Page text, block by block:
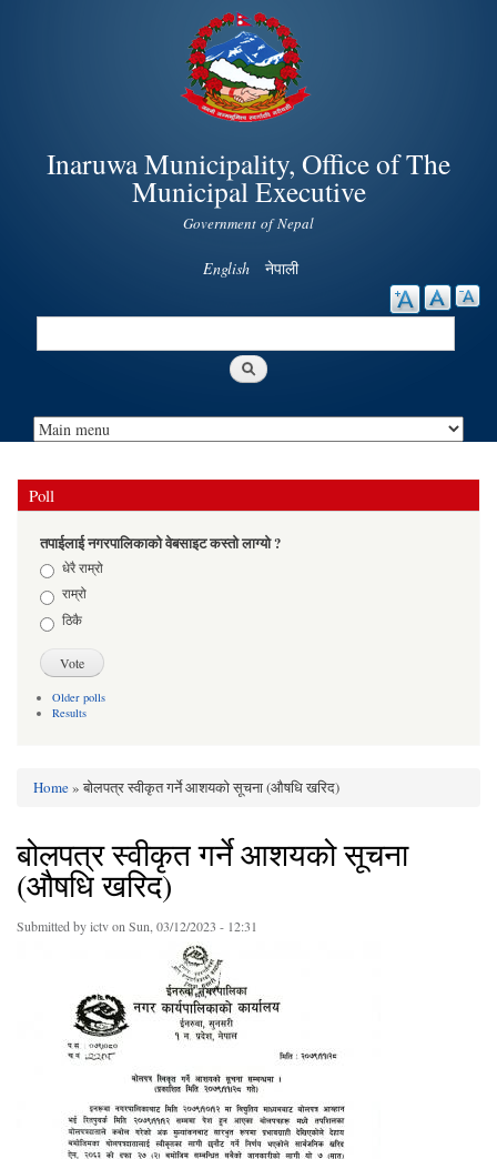
Skip to
main
content
Inaruwa Municipality, Office of The
Municipal Executive
Government of Nepal
English नेपाली
Search
Poll
तपाईलाई नगरपालिकाको वेबसाइट कस्तो लाग्यो ?
Choicesधेरै राम्रो
राम्रो
ठिकै
Older polls
Results
You are here
Home» बोलपत्र स्वीकृत गर्ने आशयको सूचना (औषधि खरिद)
बोलपत्र स्वीकृत गर्ने आशयको सूचना
(औषधि खरिद)
Submitted byictvon Sun, 03/12/2023 - 12:31